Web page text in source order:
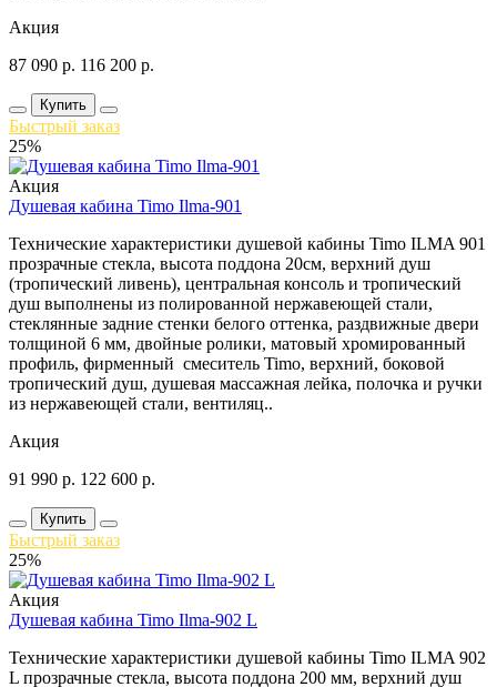
Акция
87 090 р. 116 200 р.
Купить
Быстрый заказ
25%
Акция
Душевая кабина Timo Ilma-901
Технические характеристики душевой кабины Timo ILMA 901
прозрачные стекла, высота поддона 20см, верхний душ
(тропический ливень), центральная консоль и тропический
душ выполнены из полированной нержавеющей стали,
стеклянные задние стенки белого оттенка, раздвижные двери
толщиной 6 мм, двойные ролики, матовый хромированный
профиль, фирменный смеситель Timo, верхний, боковой
тропический душ, душевая массажная лейка, полочка и ручки
из нержавеющей стали, вентиляц..
Акция
91 990 р. 122 600 р.
Купить
Быстрый заказ
25%
Акция
Душевая кабина Timo Ilma-902 L
Технические характеристики душевой кабины Timo ILMA 902
L прозрачные стекла, высота поддона 200 мм, верхний душ